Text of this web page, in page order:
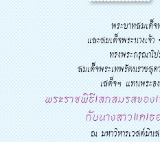
พระบาทสมเด็จ
และสมเด็จพระนางเจ้
ทรงพระกรุณาโ
สมเด็จพระเทพรัตนราชสุ
เสด็จฯ แทนพระอ
พระราชพิธีเสกสมรสของ
กับนางสาวแคเ
ณ มหาวิหารเวสต์มิน